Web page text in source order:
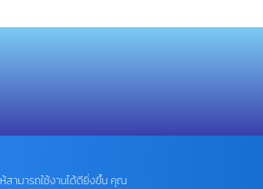
ห้สามารถใช้งานได้ดียิ่งขึ้น คุณ